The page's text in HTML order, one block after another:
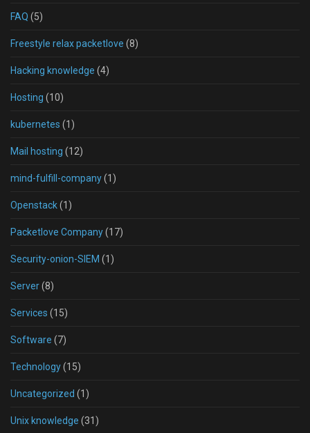
FAQ (5)
Freestyle relax packetlove (8)
Hacking knowledge (4)
Hosting (10)
kubernetes (1)
Mail hosting (12)
mind-fulfill-company(1)
Openstack(1)
Packetlove Company(17)
Security-onion-SIEM (1)
Server(8)
Services (15)
Software (7)
Technology(15)
Uncategorized (1)
Unix knowledge (31)